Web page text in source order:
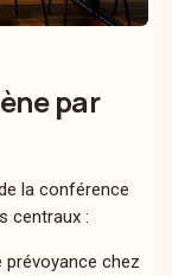
par
la conférence
centraux :
prévoyance chez